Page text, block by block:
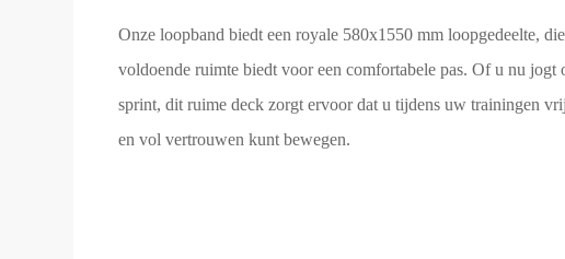
Onze loopband biedt een royale 580x1550 mm loopgedeelte, die
voldoende ruimte biedt voor een comfortabele pas. Of u nu jogt
sprint, dit ruime deck zorgt ervoor dat u tijdens uw trainingen vrij
en vol vertrouwen kunt bewegen.